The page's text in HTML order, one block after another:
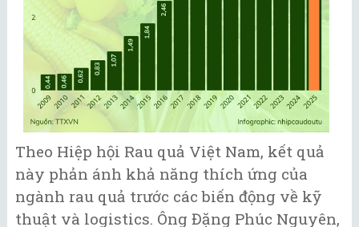
Theo Hiệp hội Rau quả Việt Nam, kết quả
này phản ánh khả năng thích ứng của
ngành rau quả trước các biến động về kỹ
thuật và logistics. Ông Đặng Phúc Nguyên,